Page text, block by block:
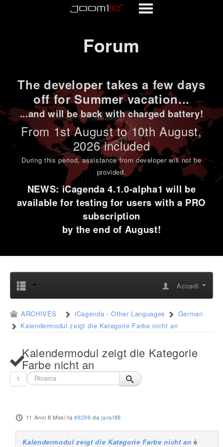
Forum
The developer takes a few days
off for Summer vacation...
...and will be back with charged battery!
From 1stAugust to 10th August,
2026 included
During this period,assistance from developer will not be
provided.
NEWS: iCagenda 4.1.0-alpha1 will be
available for testing for users with a PRO
subscription
by the end of August!
Accedi
ARCHIVES iCagenda - Other Languages
German
Kalendermodul zeigt die Kategorie Farbe nicht an
Kalendermodul zeigt die Kategorie
Farbe nicht an
1
11 Anni 8 Mesi fa #8298 dajansf89
Kalendermodul zeigt die Kategorie Farbe nicht an è